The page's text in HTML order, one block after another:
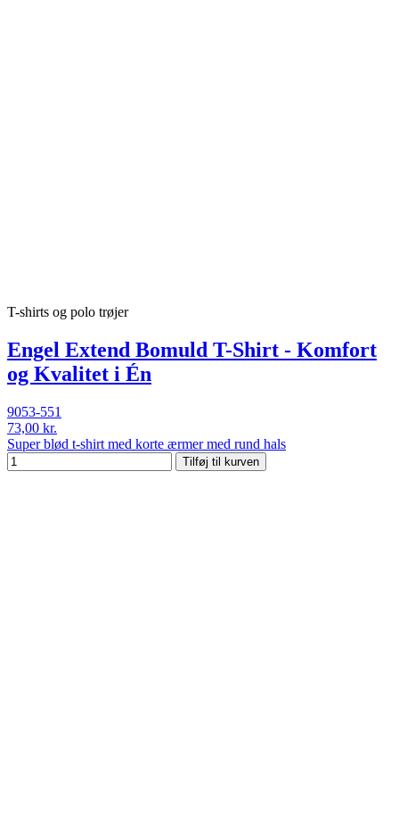
T-shirts og polo trøjer
Engel Extend Bomuld T-Shirt - Komfort
og Kvalitet i Én
9053-551
73,00 kr.
Super blød t-shirt med korte ærmer med rund hals
Tilføj til kurven